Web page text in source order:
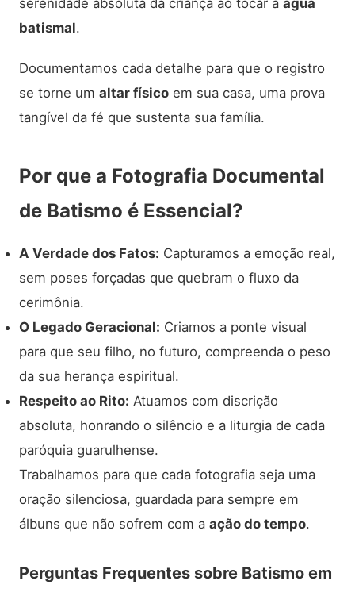
serenidade absoluta da criança ao tocar a água
batismal.
Documentamos cada detalhe para que o registro
se torne um altar físico em sua casa, uma prova
tangível da fé que sustenta sua família.
Por que a Fotografia Documental
de Batismo é Essencial?
A Verdade dos Fatos: Capturamos a emoção real,
sem poses forçadas que quebram o fluxo da
cerimônia.
O Legado Geracional: Criamos a ponte visual
para que seu filho, no futuro, compreenda o peso
da sua herança espiritual.
Respeito ao Rito: Atuamos com discrição
absoluta, honrando o silêncio e a liturgia de cada
paróquia guarulhense.
Trabalhamos para que cada fotografia seja uma
oração silenciosa, guardada para sempre em
álbuns que não sofrem com a ação do tempo.
Perguntas Frequentes sobre Batismo em